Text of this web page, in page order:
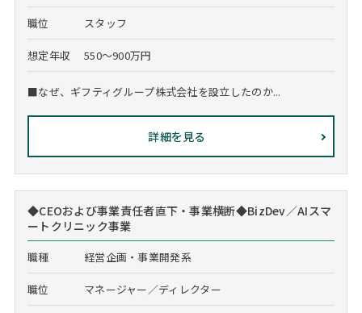
職位 スタッフ
想定年収 550～900万円
■なぜ、ギフティグループ株式会社を設立したのか...
詳細を見る
◆CEOおよび事業責任者直下・事業横断◆BizDev／AIスマ
ートクリニック事業
職種 経営企画・事業開発系
職位 マネージャー／ディレクター